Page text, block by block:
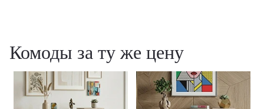
Комоды за ту же цену